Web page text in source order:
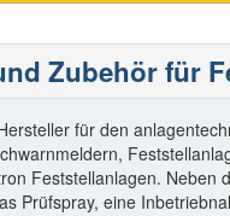
Zubehör für
für den
Feststellanlagen.
Prüfspray, eine